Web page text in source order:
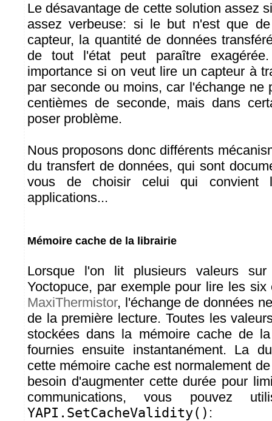
Le désavantage de cette solution assez
assez verbeuse: si le but n'est que
capteur, la quantité de données
de tout l'état peut paraître
importance si on veut lire un capteur à
par seconde ou moins, car l'échange ne
centièmes de seconde, mais dans
poser problème.
Nous proposons donc différents
du transfert de données, qui sont
vous de choisir celui qui convient
applications...
Mémoire cache de la librairie
Lorsque l'on lit plusieurs valeurs
Yoctopuce, par exemple pour lire les
MaxiThermistor, l'échange de données
de la première lecture. Toutes les
stockées dans la mémoire cache de
fournies ensuite instantanément. La
cette mémoire cache est normalement
besoin d'augmenter cette durée pour
communications, vous pouvez
YAPI.SetCacheValidity() :